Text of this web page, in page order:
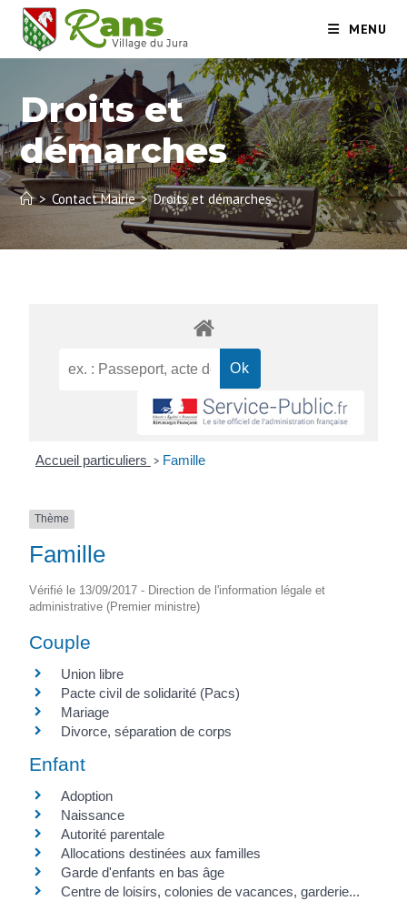
MENU
Droits et
démarches
> Contact Mairie > Droits et démarches
Accueil particuliers > Famille
Thème
Famille
Vérifié le 13/09/2017 - Direction de l'information légale et
administrative (Premier ministre)
Couple
Union libre
Pacte civil de solidarité (Pacs)
Mariage
Divorce, séparation de corps
Enfant
Adoption
Naissance
Autorité parentale
Allocations destinées aux familles
Garde d'enfants en bas âge
Centre de loisirs, colonies de vacances, garderie...